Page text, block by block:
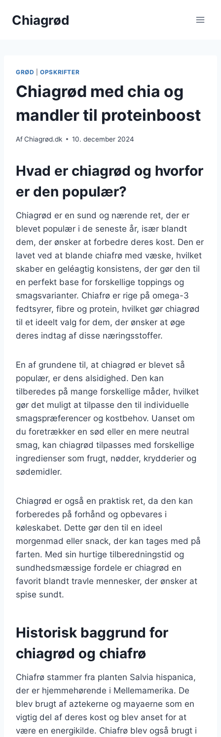
Chiagrød
GRØD |OPSKRIFTER
Chiagrød med chia og
mandler til proteinboost
AfChiagrød.dk 10. december 2024
Hvad er chiagrød og hvorfor
er den populær?
Chiagrød er en sund og nærende ret, der er
blevet populær i de seneste år, især blandt
dem, der ønsker at forbedre deres kost. Den er
lavet ved at blande chiafrø med væske, hvilket
skaber en geléagtig konsistens, der gør den til
en perfekt base for forskellige toppings og
smagsvarianter. Chiafrø er rige på omega-3
fedtsyrer, fibre og protein, hvilket gør chiagrød
til et ideelt valg for dem, der ønsker at øge
deres indtag af disse næringsstoffer.
En af grundene til, at chiagrød er blevet så
populær, er dens alsidighed. Den kan
tilberedes på mange forskellige måder, hvilket
gør det muligt at tilpasse den til individuelle
smagspræferencer og kostbehov. Uanset om
du foretrækker en sød eller en mere neutral
smag, kan chiagrød tilpasses med forskellige
ingredienser som frugt, nødder, krydderier og
sødemidler.
Chiagrød er også en praktisk ret, da den kan
forberedes på forhånd og opbevares i
køleskabet. Dette gør den til en ideel
morgenmad eller snack, der kan tages med på
farten. Med sin hurtige tilberedningstid og
sundhedsmæssige fordele er chiagrød en
favorit blandt travle mennesker, der ønsker at
spise sundt.
Historisk baggrund for
chiagrød og chiafrø
Chiafrø stammer fra planten Salvia hispanica,
der er hjemmehørende i Mellemamerika. De
blev brugt af aztekerne og mayaerne som en
vigtig del af deres kost og blev anset for at
være en energikilde. Chiafrø blev også brugt i